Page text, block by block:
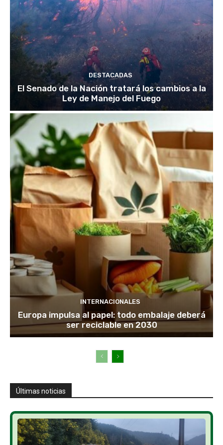
DESTACADAS
El Senado de la Nación tratará los cambios a la
Ley de Manejo del Fuego
INTERNACIONALES
Europa impulsa al papel: todo embalaje deberá
ser reciclable en 2030
Últimas noticias